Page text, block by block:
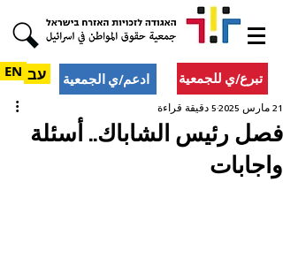
עב ادعم/ي الجمعية EN تبرع/ي للجمعية
فصل رئيس الشاباك.. أسئلة
واجابات
21 مارس 2025 5 دقيقة قراءة